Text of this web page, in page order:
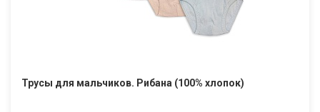
Трусы для мальчиков. Рибана (100% хлопок)